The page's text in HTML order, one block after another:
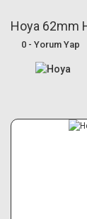
Canon
Hoya 62mm
0 - Yorum Yap